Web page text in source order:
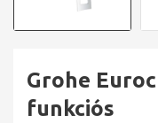
Grohe
funkciós